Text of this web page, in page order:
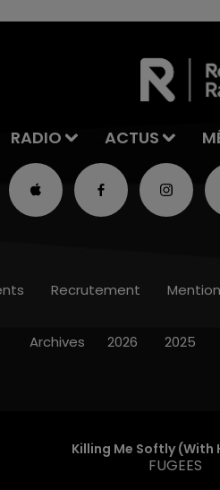
RADIO ACTUS
Killing Me Softly (with
FUGEES
Recrutement
Archives 2026 2025